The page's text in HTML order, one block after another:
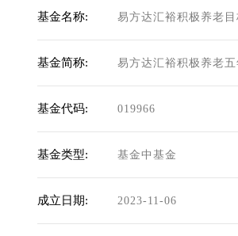
基金名称: 易方达汇裕积极养老
基金简称: 易方达汇裕积极养老
基金代码: 019966
基金类型: 基金中基金
成立日期: 2023-11-06